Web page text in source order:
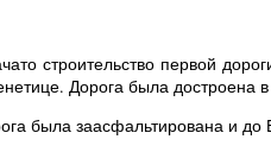
строительство первой
Дорога была достроена
была заасфальтирована и до